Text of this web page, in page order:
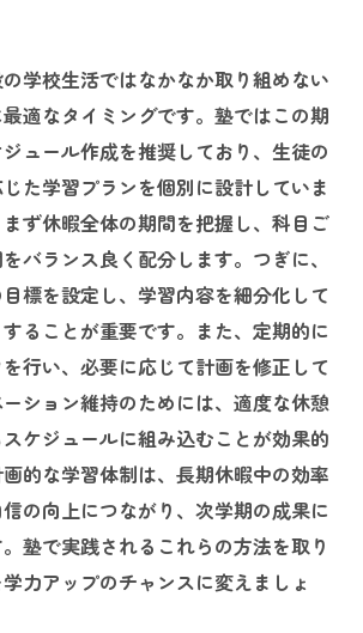
学校生活ではなかなか取り組めない
適なタイミングです。塾ではこの期
ュール作成を推奨しており、生徒の
た学習プランを個別に設計していま
ず休暇全体の期間を把握し、科目ご
バランス良く配分します。つぎに、
標を設定し、学習内容を細分化して
ることが重要です。また、定期的に
行い、必要に応じて計画を修正して
ション維持のためには、適度な休憩
ケジュールに組み込むことが効果的
的な学習体制は、長期休暇中の効率
の向上につながり、次学期の成果に
塾で実践されるこれらの方法を取り
力アップのチャンスに変えましょ